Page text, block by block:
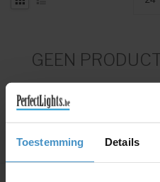
Toestemming Details
GEEN
Toon1